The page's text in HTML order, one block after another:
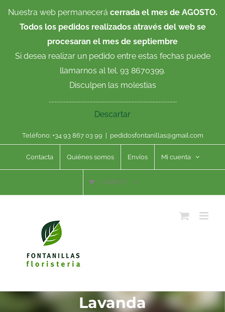
Nuestra web permanecerá cerrada el mes de AGOSTO.
Todos los pedidos realizados através del web se
procesaran el mes de septiembre
Si desea realizar un pedido entre estas fechas puede
llamarnos al tel. 93 8670399.
Disculpen las molestias
.....................................................................................
Descartar
Teléfono: +34 93 867 03 99 pedidosfontanillas@gmail.com
Contacta Quiénes somos Envíos Mi cuenta
CARRITO
Lavanda